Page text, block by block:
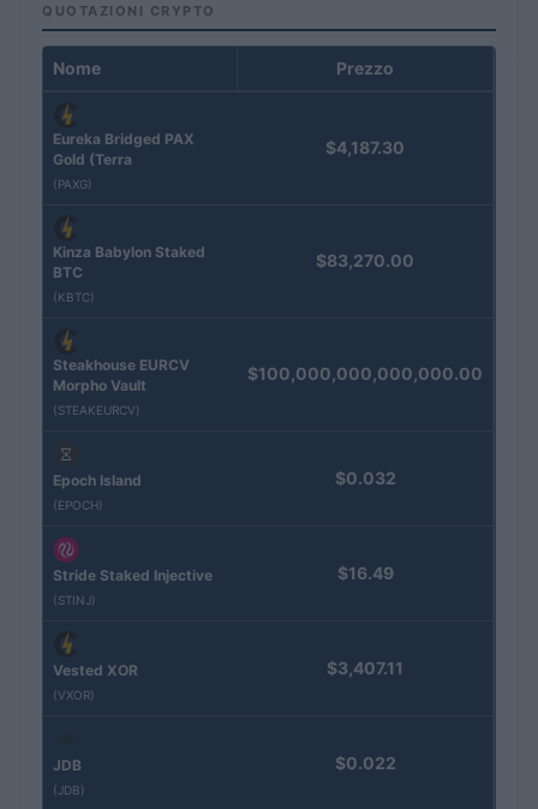
QUOTAZIONI CRYPTO
Nome Prezzo
Eureka Bridged PAX
Gold (Terra
(PAXG)
$4,187.30
Kinza Babylon Staked
BTC
(KBTC)
$83,270.00
Steakhouse EURCV
Morpho Vault
(STEAKEURCV)
$100,000,000,000,000.00
Epoch Island
(EPOCH)
$0.032
Stride Staked Injective
(STINJ)
$16.49
Vested XOR
(VXOR)
$3,407.11
JDB
(JDB)
$0.022